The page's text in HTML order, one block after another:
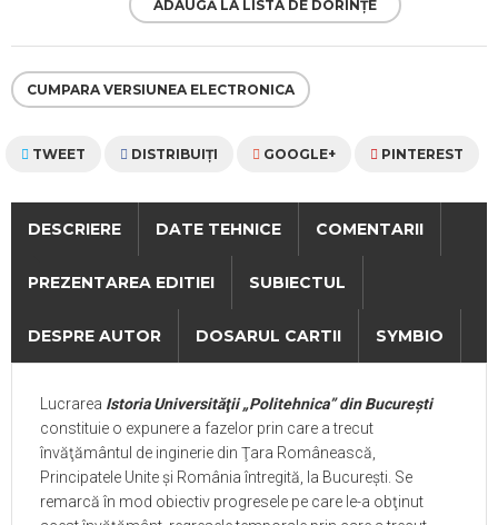
ADAUGĂ LA LISTA DE DORINȚE
CUMPARA VERSIUNEA ELECTRONICA
TWEET DISTRIBUIŢI GOOGLE+ PINTEREST
DESCRIERE DATE TEHNICE COMENTARII
PREZENTAREA EDITIEI SUBIECTUL
DESPRE AUTOR DOSARUL CARTII SYMBIO
Lucrarea Istoria Universităţii „Politehnica” din Bucureşti
constituie o expunere a fazelor prin care a trecut
învăţământul de inginerie din Ţara Românească,
Principatele Unite şi România întregită, la Bucureşti. Se
remarcă în mod obiectiv progresele pe care le-a obţinut